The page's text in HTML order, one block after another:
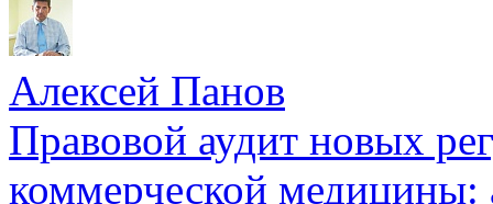
Алексей Панов
Правовой аудит новых
коммерческой медицины: